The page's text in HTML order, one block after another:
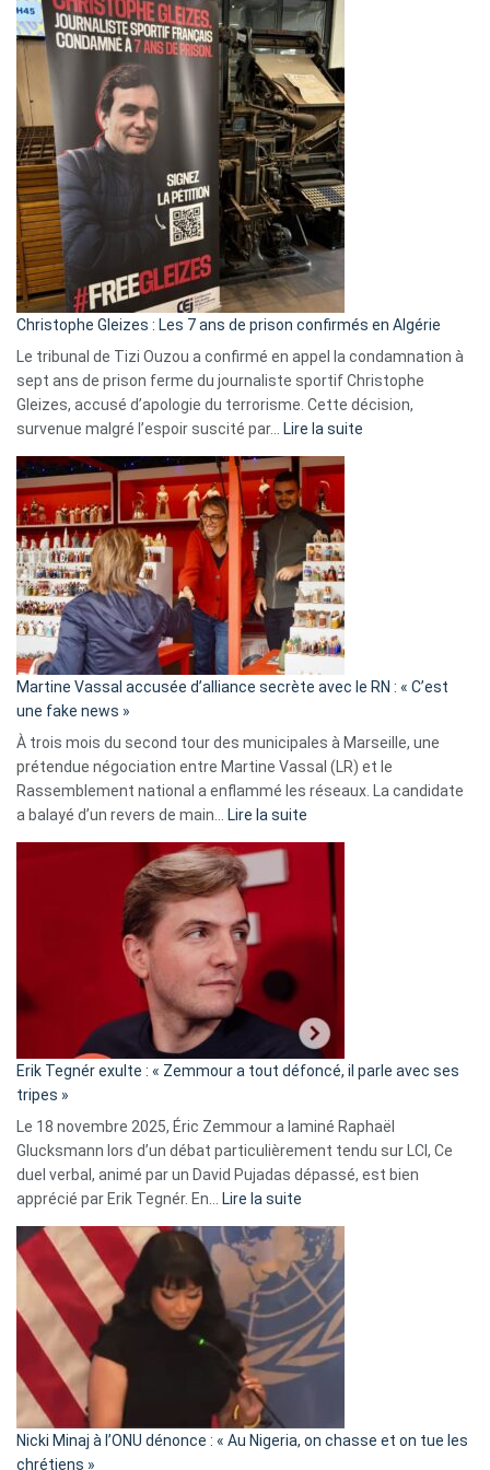
Eurovision
2026
:
Pays-
Bas,
Espagne,
Irlande
et
Slovénie
rejettent
la
présence
d’Israël
Christophe Gleizes : Les 7 ans de prison confirmés en Algérie
Le tribunal de Tizi Ouzou a confirmé en appel la condamnation à
sept ans de prison ferme du journaliste sportif Christophe
Gleizes, accusé d’apologie du terrorisme. Cette décision,
survenue malgré l’espoir suscité par…
Lire la suite
Algérie
Martine Vassal accusée d’alliance secrète avec le RN : « C’est
une fake news »
À trois mois du second tour des municipales à Marseille, une
prétendue négociation entre Martine Vassal (LR) et le
Rassemblement national a enflammé les réseaux. La candidate
a balayé d’un revers de main…
Lire la suite
d’alliance
secrète
«
C’est
fake
news
»
Erik Tegnér exulte : « Zemmour a tout défoncé, il parle avec ses
tripes »
Le 18 novembre 2025, Éric Zemmour a laminé Raphaël
Glucksmann lors d’un débat particulièrement tendu sur LCI, Ce
duel verbal, animé par un David Pujadas dépassé, est bien
apprécié par Erik Tegnér. En…
Lire la suite
Tegnér
exulte
« Zemmour
a
tout
parle
Nicki Minaj à l’ONU dénonce : « Au Nigeria, on chasse et on tue les
chrétiens »